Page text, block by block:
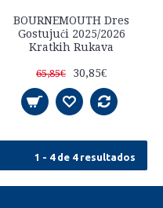
BOURNEMOUTH Dres
Gostujući 2025/2026
Kratkih Rukava
65,85€ 30,85€
1 - 4 de 4 resultados